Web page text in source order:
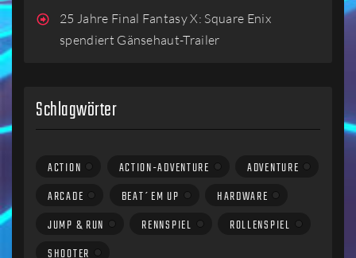
25 Jahre Final Fantasy X: Square Enix
spendiert Gänsehaut-Trailer
Schlagwörter
ACTION ACTION-ADVENTURE
ADVENTURE
ARCADE
BEAT´EM UP
HARDWARE
JUMP & RUN
RENNSPIEL
ROLLENSPIEL